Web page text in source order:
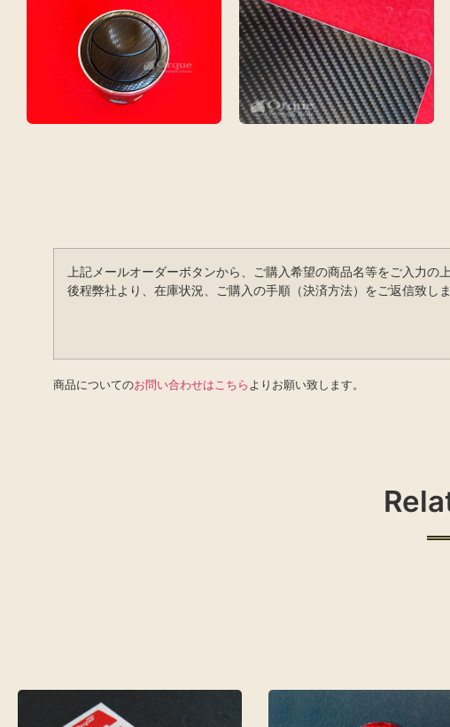
上記メールオーダーボタンから、ご購入希望の商品名等をご入力の
後程弊社より、在庫状況、ご購入の手順（決済方法）をご返信致しま
商品についてのお問い合わせはこちら よりお願い致します。